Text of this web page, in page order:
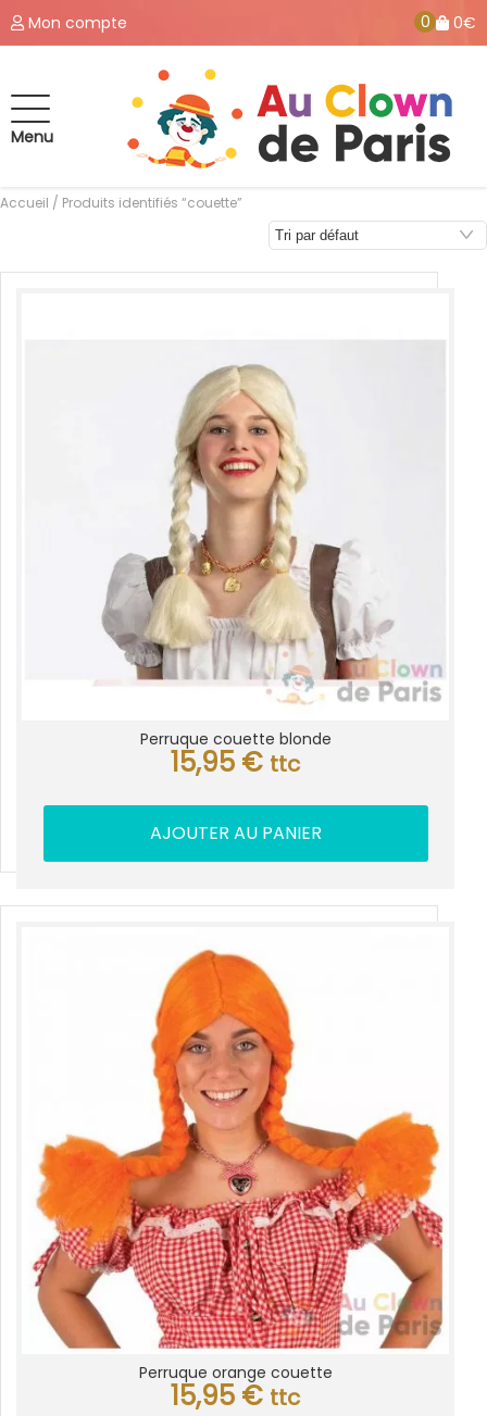
Mon compte 0 0€
Menu
Accueil / Produits identifiés “couette”
Perruque couette blonde
15,95 € ttc
AJOUTER AU PANIER
Perruque orange couette
15,95 € ttc